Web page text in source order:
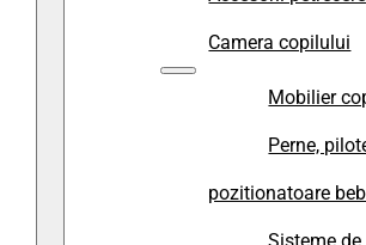
Camera copilului
Mobilier
Perne,
pozitionatoare